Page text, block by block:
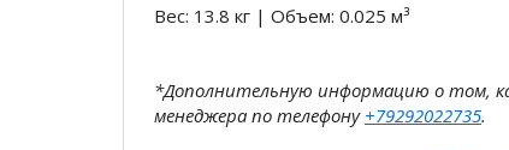
Вес: 13.8 кг | Объем: 0.025 м³
*Дополнительную информацию о том,
менеджера по телефону +79292022735.